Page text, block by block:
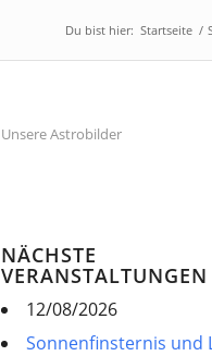
Du bist hier: Startseite /
Unsere Astrobilder
NÄCHSTE
VERANSTALTUNGEN
12/08/2026
Sonnenfinsternis und